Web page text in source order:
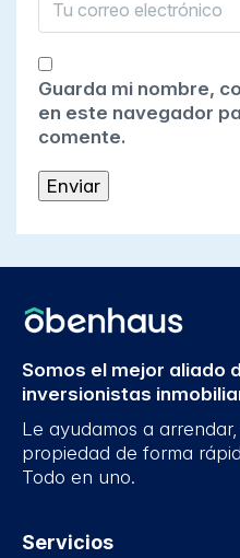
Guarda mi nombre,
en este navegador
comente.
Somos el mejor aliado
inversionistas
Le ayudamos a
propiedad de forma
Todo en uno.
Servicios